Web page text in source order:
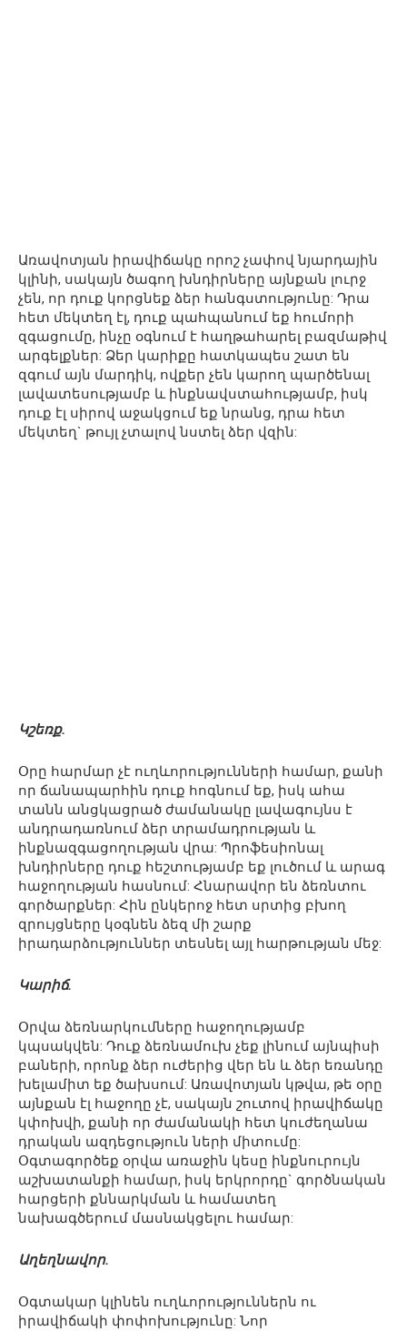
Առավոտյան իրավիճակը որոշ չափով նյարդային
կլինի, սակայն ծագող խնդիրները այնքան լուրջ
չեն, որ դուք կորցնեք ձեր հանգստությունը: Դրա
հետ մեկտեղ էլ, դուք պահպանում եք հումորի
զգացումը, ինչը օգնում է հաղթահարել բազմաթիվ
արգելքներ: Ձեր կարիքը հատկապես շատ են
զգում այն մարդիկ, ովքեր չեն կարող պարծենալ
լավատեսությամբ և ինքնավստահությամբ, իսկ
դուք էլ սիրով աջակցում եք նրանց, դրա հետ
մեկտեղ` թույլ չտալով նստել ձեր վզին:
Կշեռք.
Օրը հարմար չէ ուղևորությունների համար, քանի
որ ճանապարհին դուք հոգնում եք, իսկ ահա
տանն անցկացրած ժամանակը լավագույնս է
անդրադառնում ձեր տրամադրության և
ինքնազգացողության վրա: Պրոֆեսիոնալ
խնդիրները դուք հեշտությամբ եք լուծում և արագ
հաջողության հասնում: Հնարավոր են ձեռնտու
գործարքներ: Հին ընկերոջ հետ սրտից բխող
զրույցները կօգնեն ձեզ մի շարք
իրադարձություններ տեսնել այլ հարթության մեջ:
Կարիճ.
Օրվա ձեռնարկումները հաջողությամբ
կպսակվեն: Դուք ձեռնամուխ չեք լինում այնպիսի
բաների, որոնք ձեր ուժերից վեր են և ձեր եռանդը
խելամիտ եք ծախսում: Առավոտյան կթվա, թե օրը
այնքան էլ հաջողը չէ, սակայն շուտով իրավիճակը
կփոխվի, քանի որ ժամանակի հետ կուժեղանա
դրական ազդեցություն ների միտումը:
Օգտագործեք օրվա առաջին կեսը ինքնուրույն
աշխատանքի համար, իսկ երկրորդը` գործնական
հարցերի քննարկման և համատեղ
նախագծերում մասնակցելու համար:
Աղեղնավոր.
Օգտակար կլինեն ուղևորություններն ու
իրավիճակի փոփոխությունը: Նոր